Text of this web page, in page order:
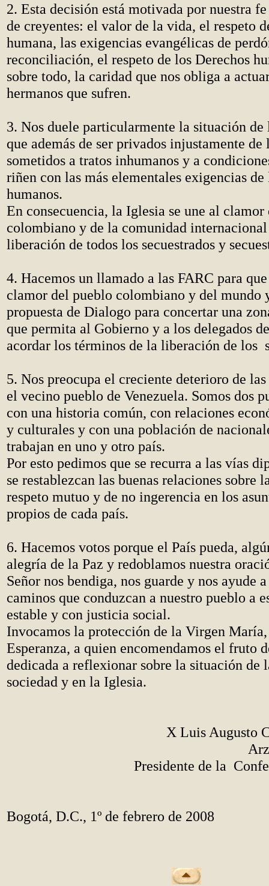
2. Esta decisión está motivada por nuestra
de creyentes: el valor de la vida, el respeto
humana, las exigencias evangélicas de
reconciliación, el respeto de los Derechos
sobre todo, la caridad que nos obliga a
hermanos que sufren.
3. Nos duele particularmente la situación de
que además de ser privados injustamente
sometidos a tratos inhumanos y a
riñen con las más elementales exigencias de
humanos.
En consecuencia, la Iglesia se une al
colombiano y de la comunidad
liberación de todos los secuestrados y
4. Hacemos un llamado a las FARC para
clamor del pueblo colombiano y del mundo
propuesta de Dialogo para concertar una
que permita al Gobierno y a los delegados
acordar los términos de la liberación de los
5. Nos preocupa el creciente deterioro de
el vecino pueblo de Venezuela. Somos dos
con una historia común, con relaciones
y culturales y con una población de
trabajan en uno y otro país.
Por esto pedimos que se recurra a las vías
se restablezcan las buenas relaciones sobre
respeto mutuo y de no ingerencia en los
propios de cada país.
6. Hacemos votos porque el País pueda,
alegría de la Paz y redoblamos nuestra
Señor nos bendiga, nos guarde y nos ayude
caminos que conduzcan a nuestro pueblo a
estable y con justicia social.
Invocamos la protección de la Virgen María,
Esperanza, a quien encomendamos el fruto
dedicada a reflexionar sobre la situación de
sociedad y en la Iglesia.
X Luis Augusto
Presidente de la
Bogotá, D.C., 1º de febrero de 2008